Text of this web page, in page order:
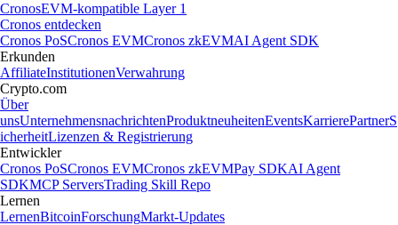
CronosEVM-kompatible Layer 1
Cronos entdecken
Cronos PoSCronos EVMCronos zkEVMAI Agent SDK
Erkunden
AffiliateInstitutionenVerwahrung
Crypto.com
Über
unsUnternehmensnachrichtenProduktneuheitenEventsKarrierePartnerS
icherheitLizenzen & Registrierung
Entwickler
Cronos PoSCronos EVMCronos zkEVMPay SDKAI Agent
SDKMCP ServersTrading Skill Repo
Lernen
LernenBitcoinForschungMarkt-Updates